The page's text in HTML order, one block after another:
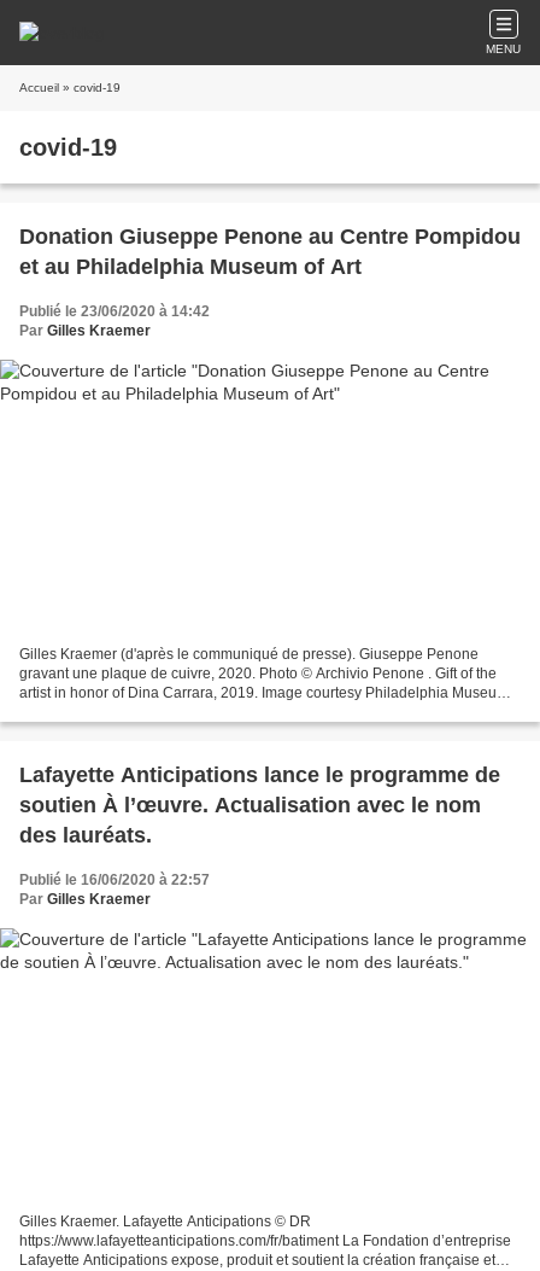
MENU
Accueil » covid-19
covid-19
Donation Giuseppe Penone au Centre Pompidou
et au Philadelphia Museum of Art
Publié le 23/06/2020 à 14:42
Par Gilles Kraemer
Gilles Kraemer (d'après le communiqué de presse). Giuseppe Penone
gravant une plaque de cuivre, 2020. Photo © Archivio Penone . Gift of the
artist in honor of Dina Carrara, 2019. Image courtesy Philadelphia Museum
Lafayette Anticipations lance le programme de
soutien À l’œuvre. Actualisation avec le nom
des lauréats.
Publié le 16/06/2020 à 22:57
Par Gilles Kraemer
Gilles Kraemer. Lafayette Anticipations © DR
https://www.lafayetteanticipations.com/fr/batiment La Fondation d’entreprise
Lafayette Anticipations expose, produit et soutient la création française et